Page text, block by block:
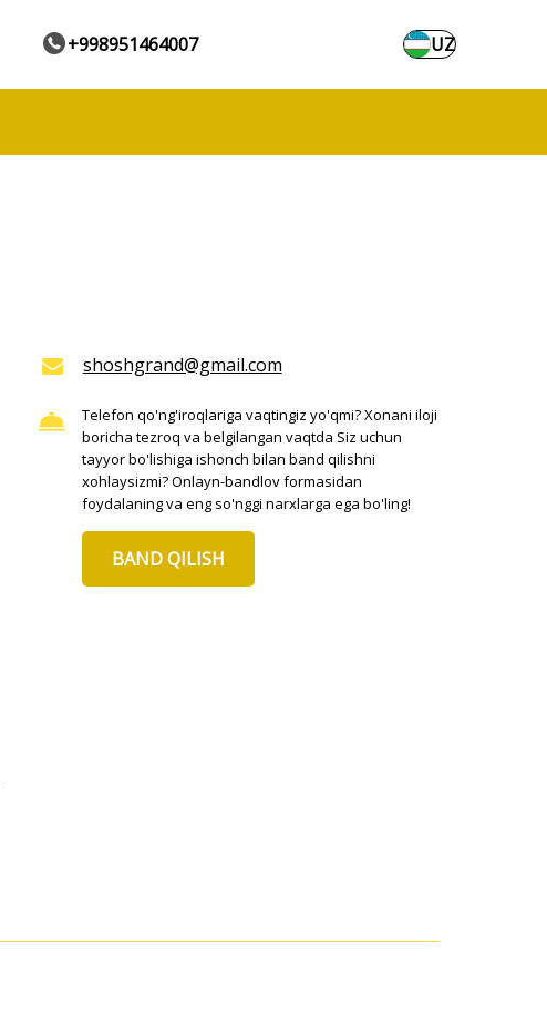
+998951464007 UZ
shoshgrand@gmail.com
Telefon qo'ng'iroqlariga vaqtingiz yo'qmi? Xonani iloji
boricha tezroq va belgilangan vaqtda Siz uchun
tayyor bo'lishiga ishonch bilan band qilishni
xohlaysizmi? Onlayn-bandlov formasidan
foydalaning va eng so'nggi narxlarga ega bo'ling!
BAND QILISH